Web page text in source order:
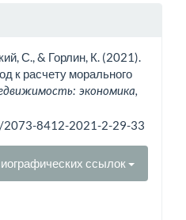
С., & Горлин, К. (2021).
к расчету морального
экономика,
8412-2021-2-29-33
ссылок